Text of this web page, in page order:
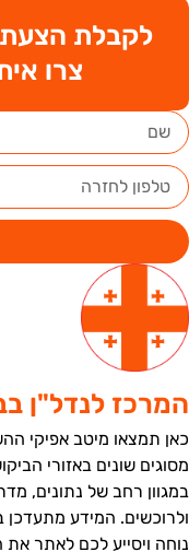
לקבלת הצעת
צרו
לנדל"ן
תמצאו מיטב אפיקי
שונים באזורי
רחב של נתונים,
המידע מתעדכן
ויסייע לכם לאתר